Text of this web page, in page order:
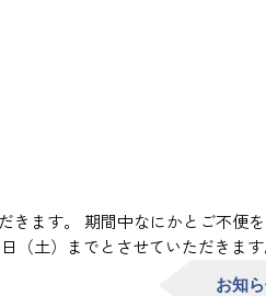
ます。 期間中なにかとご不便
（土）までとさせていただきま
お知